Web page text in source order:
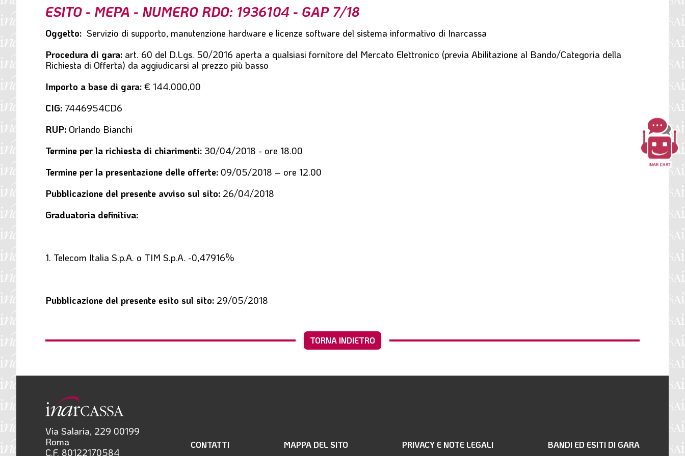
e
ESITO - MEPA - NUMERO RDO: 1936104 - GAP 7/18
Oggetto: Servizio di supporto, manutenzione hardware e licenze software del sistema informativo di Inarcassa
Procedura di gara: art. 60 del D.Lgs. 50/2016 aperta a qualsiasi fornitore del Mercato Elettronico (previa Abilitazione al Bando/Categoria della
Richiesta di Offerta) da aggiudicarsi al prezzo più basso
Importo a base di gara: € 144.000,00
CIG: 7446954CD6
RUP: Orlando Bianchi
Termine per la richiesta di chiarimenti: 30/04/2018 - ore 18.00
Termine per la presentazione delle offerte: 09/05/2018 – ore 12.00
Pubblicazione del presente avviso sul sito: 26/04/2018
Graduatoria definitiva:
1. Telecom Italia S.p.A. o TIM S.p.A. -0,47916%
Pubblicazione del presente esito sul sito: 29/05/2018
TORNA INDIETRO
Via Salaria, 229 00199
Roma
C.F. 80122170584
CONTATTI MAPPA DEL SITO PRIVACY E NOTE LEGALI BANDI ED ESITI DI GARA